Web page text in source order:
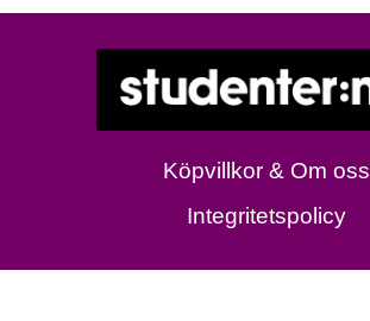
Köpvillkor & Om oss
Integritetspolicy